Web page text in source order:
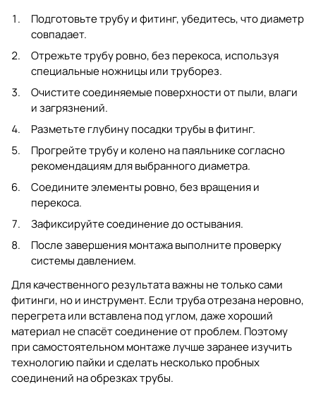
Подготовьте трубу и фитинг, убедитесь, что диаметр
совпадает.
Отрежьте трубу ровно, без перекоса, используя
специальные ножницы или труборез.
Очистите соединяемые поверхности от пыли, влаги
и загрязнений.
Разметьте глубину посадки трубы в фитинг.
Прогрейте трубу и колено на паяльнике согласно
рекомендациям для выбранного диаметра.
Соедините элементы ровно, без вращения и
перекоса.
Зафиксируйте соединение до остывания.
После завершения монтажа выполните проверку
системы давлением.
Для качественного результата важны не только сами
фитинги, но и инструмент. Если труба отрезана неровно,
перегрета или вставлена под углом, даже хороший
материал не спасёт соединение от проблем. Поэтому
при самостоятельном монтаже лучше заранее изучить
технологию пайки и сделать несколько пробных
соединений на обрезках трубы.